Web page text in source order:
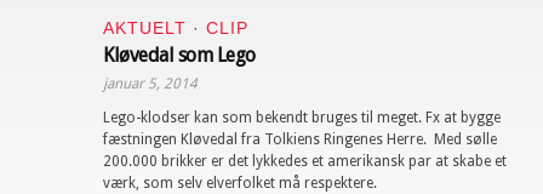
AKTUELT · CLIP
Kløvedal som Lego
januar 5, 2014
Lego-klodser kan som bekendt bruges til meget. Fx at bygge
fæstningen Kløvedal fra Tolkiens Ringenes Herre. Med sølle
200.000 brikker er det lykkedes et amerikansk par at skabe et
værk, som selv elverfolket må respektere.